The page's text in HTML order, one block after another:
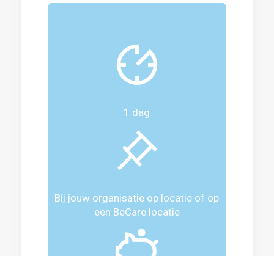
1 dag
Bij jouw organisatie op locatie of op
een BeCare locatie